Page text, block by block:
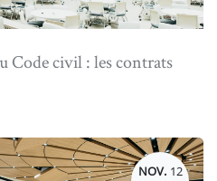
Code civil : les contrats
NOV. 12